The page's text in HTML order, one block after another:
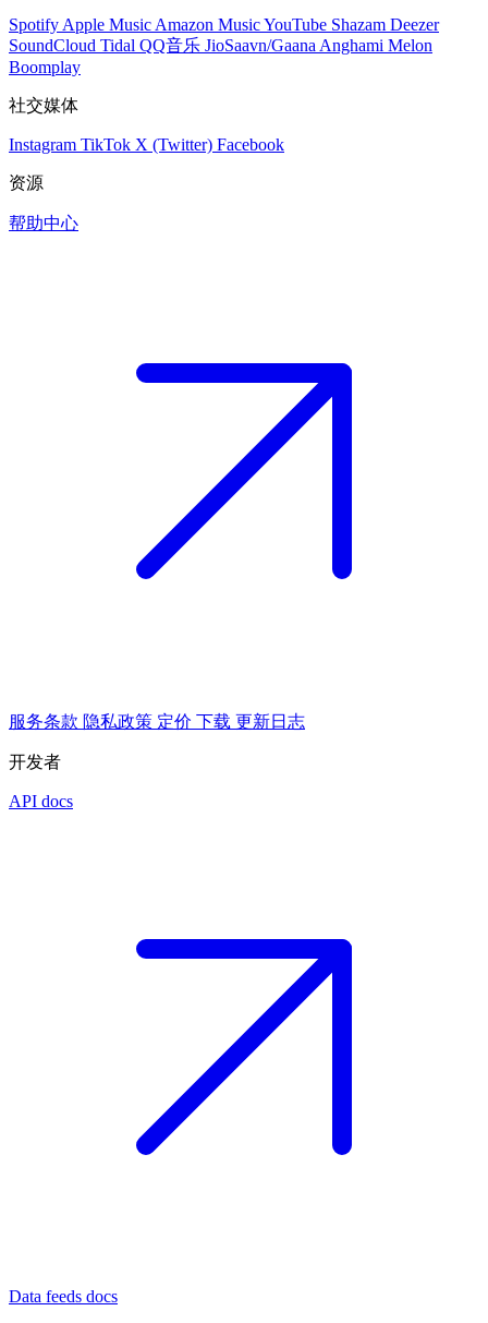
Spotify Apple Music Amazon MusicYouTube Shazam Deezer
SoundCloud Tidal QQ音乐 JioSaavn/Gaana Anghami Melon
Boomplay
社交媒体
Instagram TikTok X (Twitter) Facebook
资源
帮助中心
服务条款 隐私政策 定价 下载 更新日志
开发者
API docs
Data feeds docs